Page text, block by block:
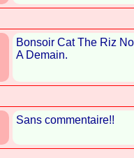
Bonsoir Cat The Riz
A Demain.
Sans commentaire!!